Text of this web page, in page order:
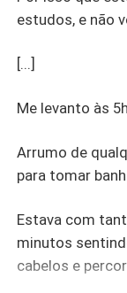
estudos, e não
[...]
Me levanto às
Arrumo de
para tomar
Estava com
minutos
cabelos e